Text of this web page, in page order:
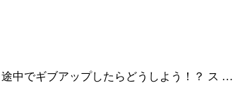
中でギブアップしたらどうしよう！？ ス …